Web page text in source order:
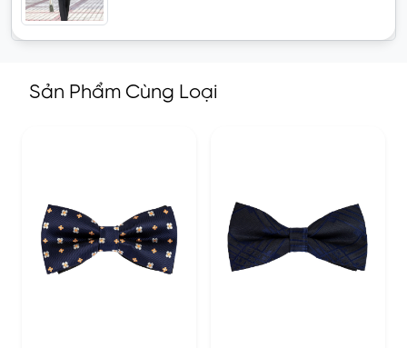
Sản Phẩm Cùng Loại